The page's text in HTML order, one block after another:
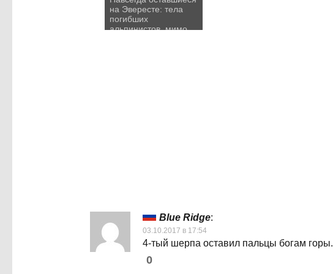
на Эвересте: тела
погибших
альпинистов, мимо
Blue Ridge:
03.10.2017 в 17:54
4-тый шерпа оставил пальцы богам горы.
0